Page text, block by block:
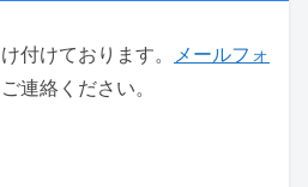
付けております。
メールフォ
連絡ください。